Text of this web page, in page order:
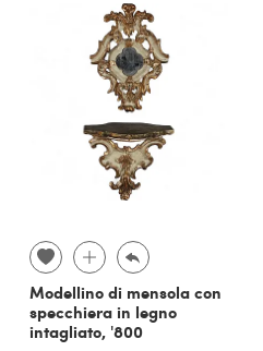
Modellino di mensola con
specchiera in legno
intagliato, '800